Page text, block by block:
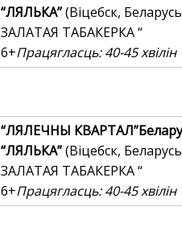
“ЛЯЛЬКА”(Віцебск,
ЗАЛАТАЯ ТАБАКЕРКА “
6+Працягласць: 40-45 хвілін
“ЛЯЛЕЧНЫ КВАРТАЛ”
“ЛЯЛЬКА”(Віцебск,
ЗАЛАТАЯ ТАБАКЕРКА “
6+Працягласць: 40-45 хвілін